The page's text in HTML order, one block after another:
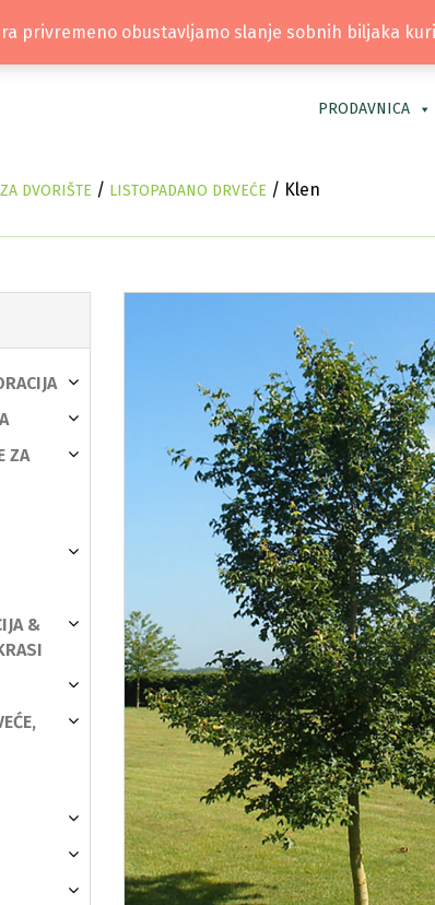
PRODAVNICA
DVORIŠTE / LISTOPADANO DRVEĆE / Klen
ZA
&
privremeno obustavljamo slanje sobnih biljaka